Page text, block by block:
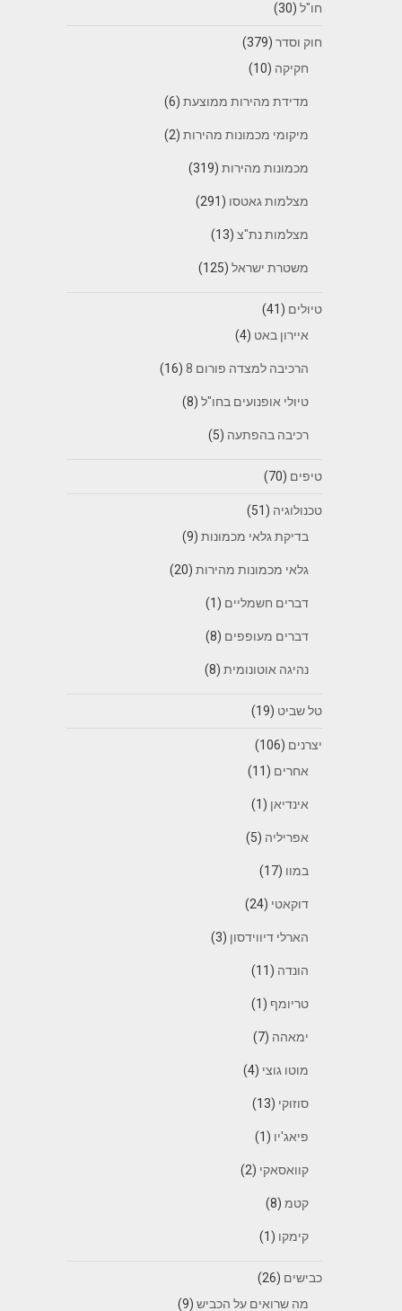
חו"ל(30)
חוק וסדר(379)
חקיקה (10)
מדידת מהירות ממוצעת(6)
מיקומי מכמונות מהירות(2)
מכמונות מהירות(319)
מצלמות גאטסו (291)
מצלמות נת"צ(13)
משטרת ישראל(125)
טיולים (41)
איירון באט (4)
הרכיבה למצדה פורום 8 (16)
טיולי אופנועים בחו"ל(8)
רכיבה בהפתעה (5)
טיפים (70)
טכנולוגיה (51)
בדיקת גלאי מכמונות(9)
גלאי מכמונות מהירות(20)
דברים חשמליים (1)
דברים מעופפים (8)
נהיגה אוטונומית(8)
טל שביט (19)
יצרנים (106)
אחרים (11)
אינדיאן (1)
אפריליה (5)
במוו (17)
דוקאטי (24)
הארלי דיווידסון (3)
הונדה (11)
טריומף (1)
ימאהה (7)
מוטו גוצי (4)
סוזוקי (13)
פיאג'יו (1)
קוואסאקי (2)
קטמ(8)
קימקו (1)
כבישים (26)
מה שרואים על הכביש(9)